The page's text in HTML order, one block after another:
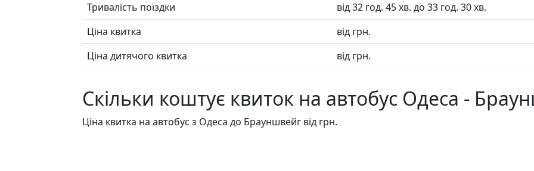
Тривалість поїздки
від 32 год. 45 хв. до 33 год. 30 хв.
Ціна квитка
від грн.
Ціна дитячого квитка
від грн.
Скільки коштує квиток на автобус Одеса -
Ціна квитка на автобус з Одеса до Брауншвейг від грн.